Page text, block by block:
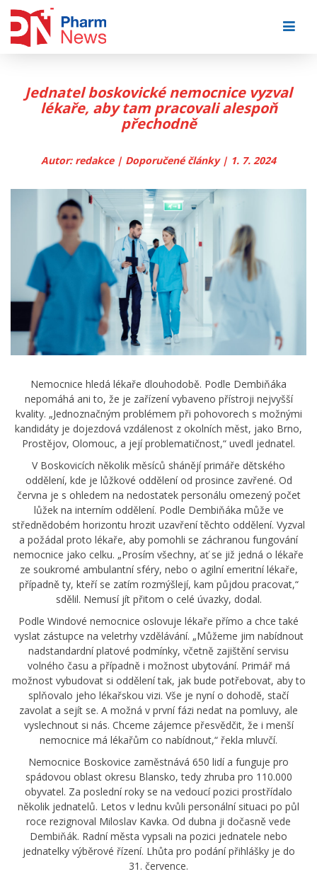
Jednatel boskovické nemocnice vyzval
lékaře, aby tam pracovali alespoň
přechodně
Autor: redakce | Doporučené články | 1. 7. 2024
Nemocnice hledá lékaře dlouhodobě. Podle Dembiňáka
nepomáhá ani to, že je zařízení vybaveno přístroji nejvyšší
kvality. „Jednoznačným problémem při pohovorech s možnými
kandidáty je dojezdová vzdálenost z okolních měst, jako Brno,
Prostějov, Olomouc, a její problematičnost,“ uvedl jednatel.
V Boskovicích několik měsíců shánějí primáře dětského
oddělení, kde je lůžkové oddělení od prosince zavřené. Od
června je s ohledem na nedostatek personálu omezený počet
lůžek na interním oddělení. Podle Dembiňáka může ve
střednědobém horizontu hrozit uzavření těchto oddělení. Vyzval
a požádal proto lékaře, aby pomohli se záchranou fungování
nemocnice jako celku. „Prosím všechny, ať se již jedná o lékaře
ze soukromé ambulantní sféry, nebo o agilní emeritní lékaře,
případně ty, kteří se zatím rozmýšlejí, kam půjdou pracovat,“
sdělil. Nemusí jít přitom o celé úvazky, dodal.
Podle Windové nemocnice oslovuje lékaře přímo a chce také
vyslat zástupce na veletrhy vzdělávání. „Můžeme jim nabídnout
nadstandardní platové podmínky, včetně zajištění servisu
volného času a případně i možnost ubytování. Primář má
možnost vybudovat si oddělení tak, jak bude potřebovat, aby to
splňovalo jeho lékařskou vizi. Vše je nyní o dohodě, stačí
zavolat a sejít se. A možná v první fázi nedat na pomluvy, ale
vyslechnout si nás. Chceme zájemce přesvědčit, že i menší
nemocnice má lékařům co nabídnout,“ řekla mluvčí.
Nemocnice Boskovice zaměstnává 650 lidí a funguje pro
spádovou oblast okresu Blansko, tedy zhruba pro 110.000
obyvatel. Za poslední roky se na vedoucí pozici prostřídalo
několik jednatelů. Letos v lednu kvůli personální situaci po půl
roce rezignoval Miloslav Kavka. Od dubna ji dočasně vede
Dembiňák. Radní města vypsali na pozici jednatele nebo
jednatelky výběrové řízení. Lhůta pro podání přihlášky je do
31. července.